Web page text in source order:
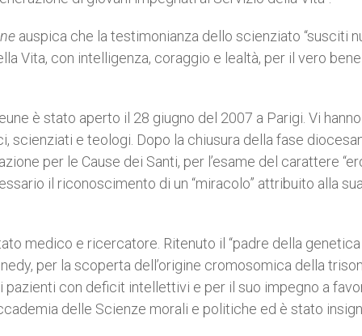
auspica che la testimonianza dello scienziato “susciti
Vita, con intelligenza, coraggio e lealtà, per il vero bene
è stato aperto il 28 giugno del 2007 a Parigi. Vi hanno
scienziati e teologi. Dopo la chiusura della fase
per le Cause dei Santi, per l’esame del carattere
il riconoscimento di un “miracolo” attribuito alla
medico e ricercatore. Ritenuto il “padre della genetica
per la scoperta dell’origine cromosomica della
con deficit intellettivi e per il suo impegno a
delle Scienze morali e politiche ed è stato